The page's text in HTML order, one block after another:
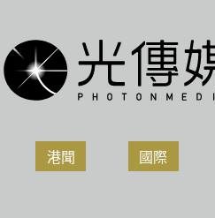
主
要
內
港聞 國際